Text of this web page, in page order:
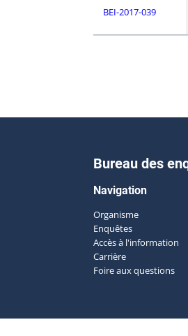
BEI-2017-039
Bureau des
Navigation
Organisme
Enquêtes
Accès à l'information
Carrière
Foire aux questions